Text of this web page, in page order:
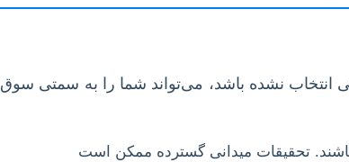
انتخاب نشده باشد، می‌تواند شما را به سمتی سوق
باشند. تحقیقات میدانی گسترده ممکن است